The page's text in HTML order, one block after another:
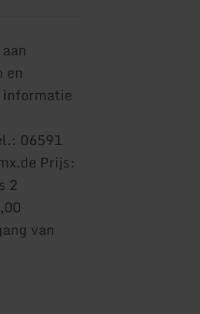
en
06591
Prijs:
2
van